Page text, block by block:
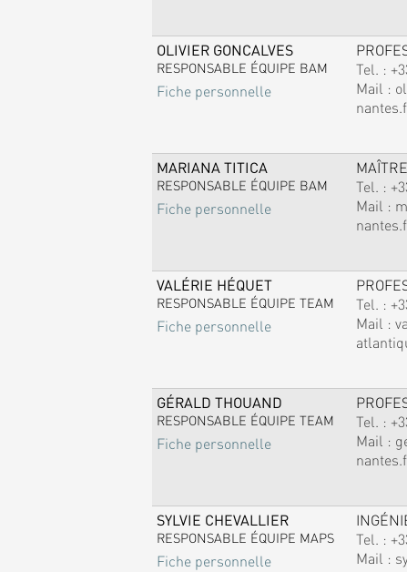
OLIVIER GONCALVES
RESPONSABLE ÉQUIPE BAM
Fiche personnelle
Tel. :
Mail :
MARIANA TITICA
RESPONSABLE ÉQUIPE BAM
Fiche personnelle
Tel. :
Mail :
VALÉRIE HÉQUET
RESPONSABLE ÉQUIPE TEAM
Fiche personnelle
Tel. :
Mail :
GÉRALD THOUAND
RESPONSABLE ÉQUIPE TEAM
Fiche personnelle
Tel. :
Mail :
SYLVIE CHEVALLIER
RESPONSABLE ÉQUIPE MAPS
Fiche personnelle
Tel. :
Mail :